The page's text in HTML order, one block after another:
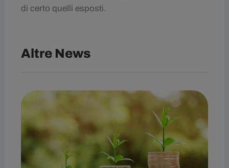
di certo quelli esposti.
Altre News